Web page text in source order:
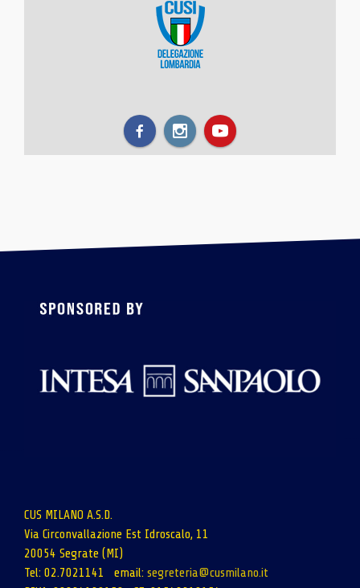
CUS MILANO A.S.D.
Via Circonvallazione Est Idroscalo, 11
20054 Segrate (MI)
Tel: 02.7021141 email: segreteria@cusmilano.it